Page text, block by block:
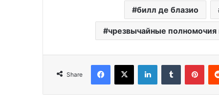
билл де блазио
чрезвычайные полномочия
Share
Facebook
X LinkedInTumblr